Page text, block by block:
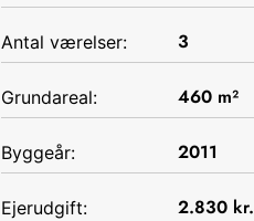
Antal værelser: 3
Grundareal: 460m²
Byggeår: 2011
Ejerudgift: 2.830kr.